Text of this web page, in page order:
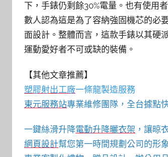
下，手錶仍剩餘30%電量。也有使用
數人認為這是為了容納強固機芯的必
面設計。整體而言，這款手錶以其硬
運動愛好者不可或缺的裝備。
【其他文章推薦】
塑膠射出工廠一條龍製造服務
東元服務站專業維修團隊，全台據點
一鍵絲滑升降電動升降曬衣架 ，讓晾
網頁設計幫您第一時間規劃公司的形